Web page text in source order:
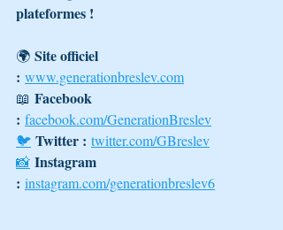
plateformes !
🌍 Site officiel
: www.generationbreslev.com
📖 Facebook
: facebook.com/GenerationBreslev
🐦 Twitter : twitter.com/GBreslev
📸 Instagram
: instagram.com/generationbreslev6